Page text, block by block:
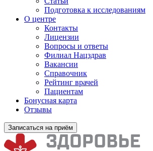
Подготовка к исследованиям
О центре
Контакты
Лицензии
Вопросы и ответы
Филиал Нацздрав
Вакансии
Справочник
Рейтинг врачей
Пациентам
Бонусная карта
Отзывы
Записаться на приём